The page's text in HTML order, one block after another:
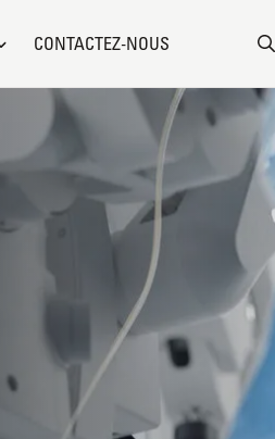
CONTACTEZ-NOUS